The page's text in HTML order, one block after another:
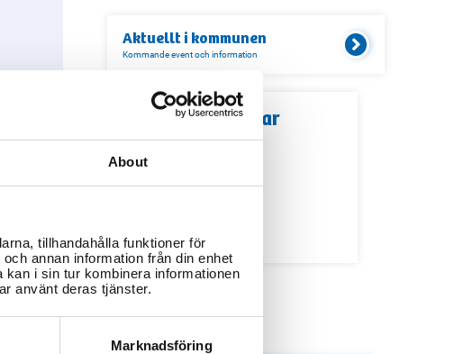
About
tillhandahålla funktioner för
annan information från din enhet
i sin tur kombinera informationen
använt deras tjänster.
Marknadsföring
Aktuellt i kommunen
Kommande event och information
Relaterade länkar
Servicekontor
Bibliotek